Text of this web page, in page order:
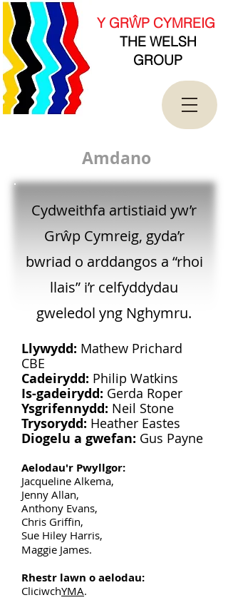
new Date().getTime(),event:'gtm.js'});var
f=d.getElementsByTagName(s)[0],
j=d.createElement(s),dl=l!='dataLayer'?'&l='+l:'';j.asy
nc=true;j.src=
'https://www.googletagmanager.com/gtm.js?
id='+i+dl;f.parentNode.insertBefore(j,f);
})(window,document,'script','dataLayer','GTM-
T4QK2CJ');</script>
<!-- End Google Tag Manager -->
Y GRŴP CYMREIG
THE WELSH
GROUP
Amdano
Cydweithfa artistiaid yw’r
Grŵp Cymreig, gyda’r
bwriad o arddangos a “rhoi
llais” i’r celfyddydau
gweledol yng Nghymru.
Llywydd: Mathew Prichard
CBE
Cadeirydd: Philip Watkins
Is-gadeirydd: Gerda Roper
Ysgrifennydd: Neil Stone
Trysorydd: Heather Eastes
Diogelu a gwefan: Gus Payne
Aelodau'r Pwyllgor:
Jacqueline Alkema,
Jenny Allan,
Anthony Evans,
Chris Griffin,
Sue Hiley Harris,
Maggie James.
Rhestr lawn o aelodau:
CliciwchYMA.